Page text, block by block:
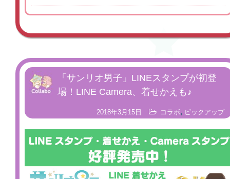
「サンリオ男子」LINEスタンプが初登
場！LINE Camera、着せかえも♪
2018年3月15日 コラボ, ピックアップ